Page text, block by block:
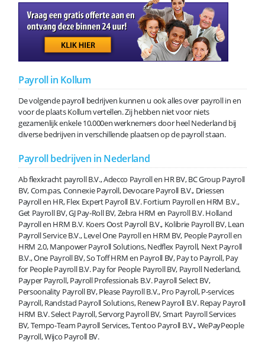
Payroll in Kollum
De volgende payroll bedrijven kunnen u ook alles over payroll in en
voor de plaats Kollum vertellen. Zij hebben niet voor niets
gezamenlijk enkele 10.000en werknemers door heel Nederland bij
diverse bedrijven in verschillende plaatsen op de payroll staan.
Payroll bedrijven in Nederland
Ab flexkracht payroll B.V., Adecco Payroll en HR BV, BC Group Payroll
BV, Com.pas, Connexie Payroll, Devocare Payroll B.V., Driessen
Payroll en HR, Flex Expert Payroll B.V. Fortium Payroll en HRM B.V.,
Get Payroll BV, GJ Pay-Roll BV, Zebra HRM en Payroll B.V. Holland
Payroll en HRM B.V. Koers Oost Payroll B.V., Kolibrie Payroll BV, Lean
Payroll Service B.V., Level One Payroll en HRM BV, People Payroll en
HRM 2.0, Manpower Payroll Solutions, Nedflex Payroll, Next Payroll
B.V., One Payroll BV, So Toff HRM en Payroll BV, Pay to Payroll, Pay
for People Payroll B.V. Pay for People Payroll BV, Payroll Nederland,
Payper Payroll, Payroll Professionals B.V. Payroll Select BV,
Persoonality Payroll BV, Please Payroll B.V., Pro Payroll, P-services
Payroll, Randstad Payroll Solutions, Renew Payroll B.V. Repay Payroll
HRM B.V. Select Payroll, Servorg Payroll BV, Smart Payroll Services
BV, Tempo-Team Payroll Services, Tentoo Payroll B.V., WePayPeople
Payroll, Wijco Payroll BV.